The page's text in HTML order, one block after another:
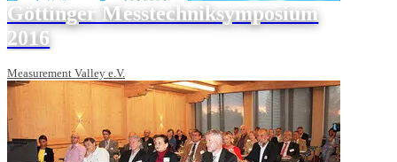
Göttinger Messtechniksymposium
2016
Measurement Valley e.V.